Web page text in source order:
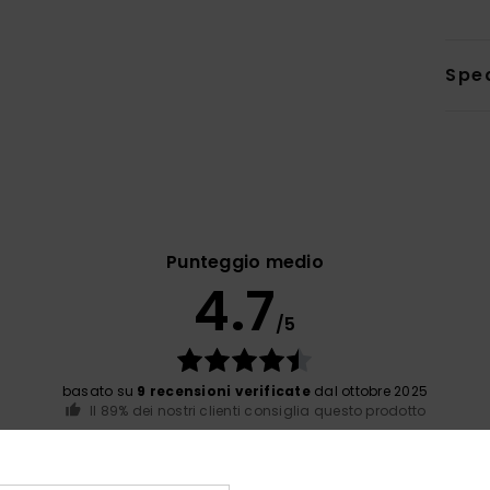
Punteggio medio
4.7/5
basato su 9 recensioni verificatedal ottobre 2025
Il 89% dei nostri clienti consiglia questo prodotto